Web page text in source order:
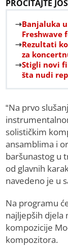
PROČITAJTE JOŠ
Banjaluka
Freshwave
Rezultati
za
Stigli novi
šta nudi
“Na prvo
solističkim
ansamblima i
baršunastog u
od glavnih
navedeno je u
Na programu
najljepših djela
kompozicije
kompozitora.